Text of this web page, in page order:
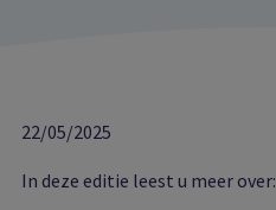
22/05/2025
In deze editie leest u meer over: